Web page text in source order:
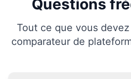
Questions
Tout ce que vous
comparateur de